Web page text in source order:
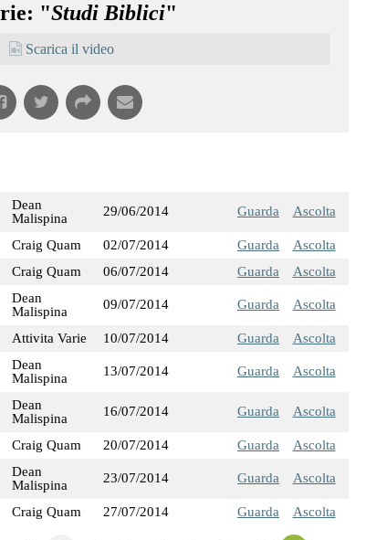
"Studi Biblici"
Scarica il video
Dean
Malispina
29/06/2014 Guarda Ascolta
Craig Quam 02/07/2014 Guarda
Ascolta
Craig Quam 06/07/2014 Guarda Ascolta
Dean
Malispina
09/07/2014 Guarda Ascolta
Attivita Varie 10/07/2014 Guarda
Ascolta
Dean
Malispina
13/07/2014 Guarda Ascolta
Dean
Malispina
16/07/2014 Guarda Ascolta
Craig Quam 20/07/2014 Guarda Ascolta
Dean
Malispina
23/07/2014 Guarda Ascolta
Craig Quam 27/07/2014 Guarda Ascolta